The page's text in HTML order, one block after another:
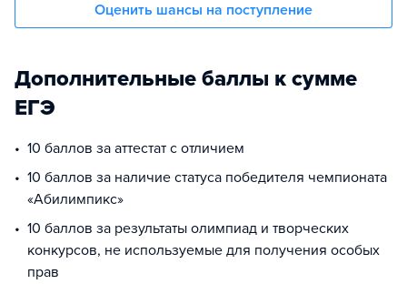
Оценить шансы на поступление
Дополнительные баллы к сумме
ЕГЭ
10 баллов за аттестат с отличием
10 баллов за наличие статуса победителя чемпионата
«Абилимпикс»
10 баллов за результаты олимпиад и творческих
конкурсов, не используемые для получения особых
прав